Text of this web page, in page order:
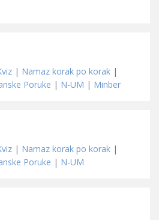
| Namaz korak po korak |
Poruke | N-UM | Minber
| Namaz korak po korak |
Poruke | N-UM